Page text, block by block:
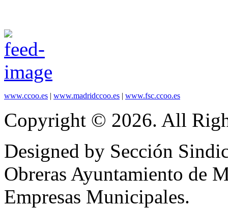
www.ccoo.es | www.madridccoo.es | www.fsc.ccoo.es
Copyright © 2026. All
Designed by Sección
Obreras Ayuntamiento de
Empresas Municipales.